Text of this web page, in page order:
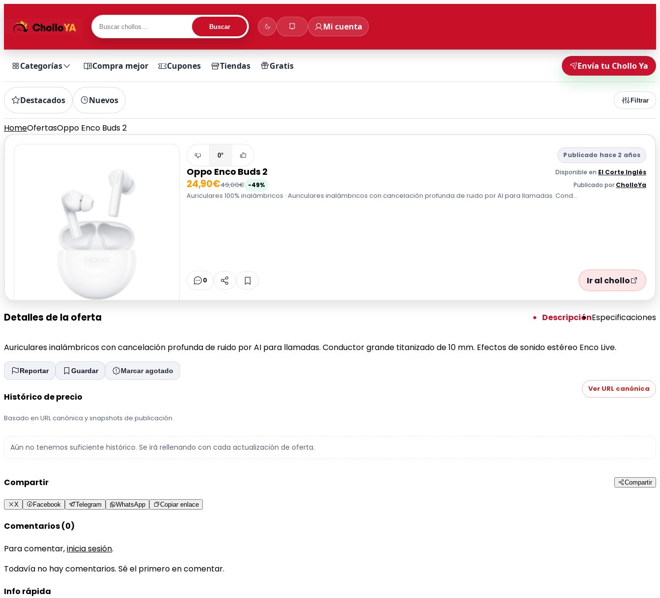
Buscar Mi cuenta
Categorías Compra mejor Cupones Tiendas Gratis Envía tu Chollo Ya
Destacados Nuevos Filtrar
HomeOfertasOppo Enco Buds 2
0° Publicado hace 2 años
Oppo Enco Buds 2 Disponible en El Corte Inglés
24,90€49,00€ -49% Publicado por CholloYa
Auriculares 100% inalámbricos · Auriculares inalámbricos con cancelación profunda de ruido por AI para llamadas. Cond...
0 Ir al chollo
Detalles de la oferta DescripciónEspecificaciones
Auriculares inalámbricos con cancelación profunda de ruido por AI para llamadas. Conductor grande titanizado de 10 mm. Efectos de sonido estéreo Enco Live.
Reportar Guardar Marcar agotado
Histórico de precio
Basado en URL canónica y snapshots de publicación.
Ver URL canónica
Aún no tenemos suficiente histórico. Se irá rellenando con cada actualización de oferta.
Compartir Compartir
X Facebook Telegram WhatsApp Copiar enlace
Comentarios (0)
Para comentar,inicia sesión.
Todavía no hay comentarios. Sé el primero en comentar.
Info rápida